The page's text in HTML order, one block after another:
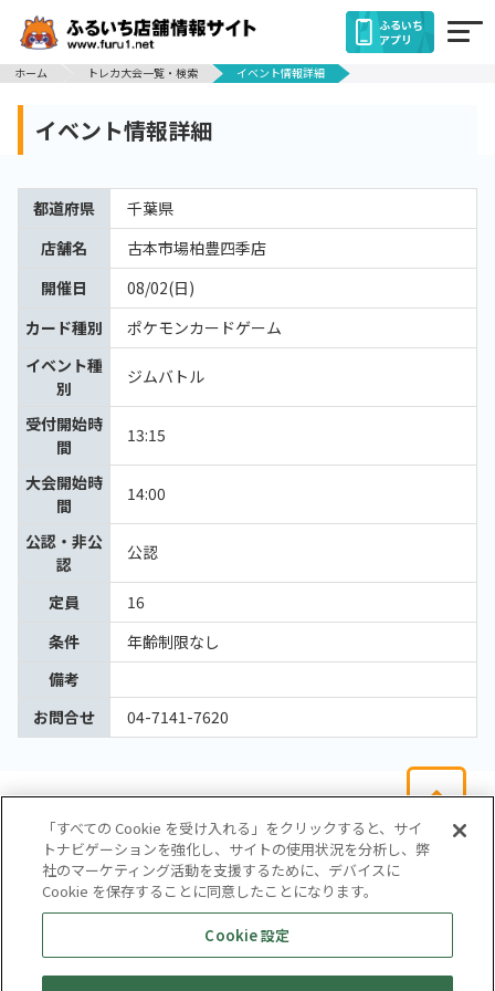
ふるいち
アプリ
ホーム
トレカ大会一覧・検索 イベント情報詳細
イベント情報詳細
都道府県
千葉県
店舗名
古本市場柏豊四季店
開催日
08/02(日)
カード種別
ポケモンカードゲーム
イベント種
別
ジムバトル
受付開始時
間
13:15
大会開始時
間
14:00
公認・非公
認
公認
定員
16
条件
年齢制限なし
備考
お問合せ
04-7141-7620
会社概要
サイトマップ
お問い合わせ
個人情報保護方針
株式会社テイツー
「すべての Cookie を受け入れる」をクリックすると、サイ
トナビゲーションを強化し、サイトの使用状況を分析し、弊
社のマーケティング活動を支援するために、デバイスに
Cookie を保存することに同意したことになります。
Cookie 設定